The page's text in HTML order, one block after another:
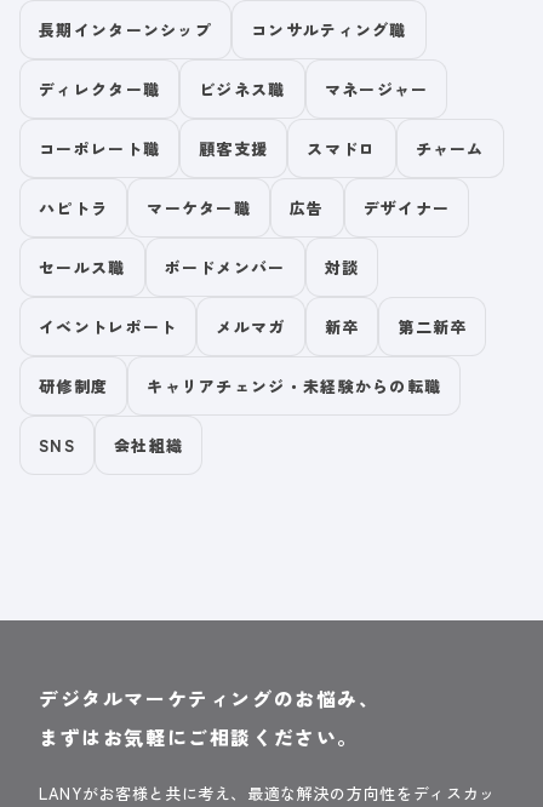
長期インターンシップ コンサルティング職
ディレクター職 ビジネス職 マネージャー
コーポレート職 顧客支援 スマドロ チャーム
ハピトラ マーケター職 広告 デザイナー
セールス職 ボードメンバー 対談
イベントレポート メルマガ 新卒 第二新卒
研修制度 キャリアチェンジ・未経験からの転職
SNS 会社組織
デジタルマーケティングのお悩み、
まずはお気軽にご相談ください。
LANYがお客様と共に考え、最適な解決の方向性をディスカッ